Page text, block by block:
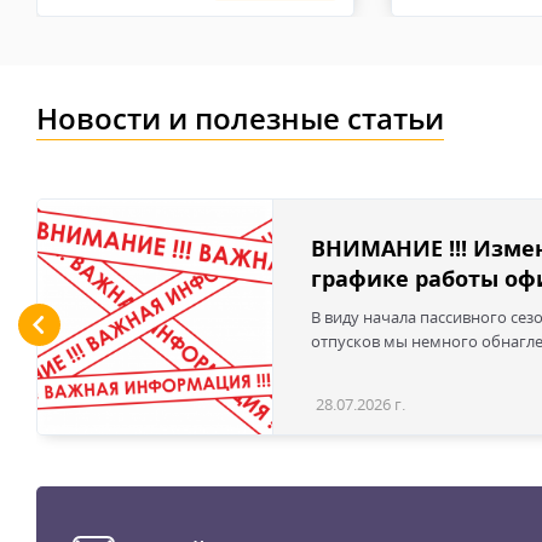
Новости и полезные статьи
ВНИМАНИЕ !!!
графике работы
В виду начала пассивного
отпусков мы немного
28.07.2026 г.